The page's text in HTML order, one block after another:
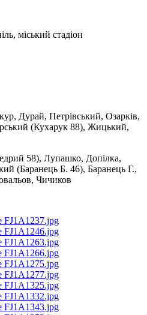
міський стадіон
Дурай, Петрівський, Озарків,
(Кухарук 88), Жицький,
58), Лупашко, Допілка,
(Баранець Б. 46), Баранець Г.,
Чичиков